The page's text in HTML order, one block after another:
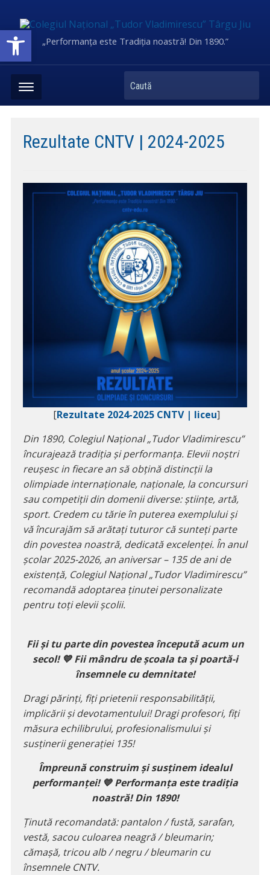
Deschide bara de unelte„Performanța este Tradiția noastră! Din 1890.”
Caută
Rezultate CNTV | 2024-2025
[Rezultate 2024-2025 CNTV | liceu]
Din 1890, Colegiul Național „Tudor Vladimirescu”
încurajează tradiția și performanța. Elevii noștri
reușesc in fiecare an să obțină distincții la
olimpiade internaționale, naționale, la concursuri
sau competiții din domenii diverse: științe, artă,
sport. Credem cu tărie în puterea exemplului și
vă încurajăm să arătați tuturor că sunteți parte
din povestea noastră, dedicată excelenței. În anul
școlar 2025-2026, an aniversar – 135 de ani de
existență, Colegiul Național „Tudor Vladimirescu”
recomandă adoptarea ținutei personalizate
pentru toți elevii școlii.
Fii și tu parte din povestea începută acum un
secol! 💙 Fii mândru de școala ta și poartă-i
însemnele cu demnitate!
Dragi părinți, fiți prietenii responsabilității,
implicării și devotamentului! Dragi profesori, fiți
măsura echilibrului, profesionalismului și
susținerii generației 135!
Împreună construim și susținem idealul
performanței! 💙 Performanța este tradiția
noastră! Din 1890!
Ținută recomandată: pantalon / fustă, sarafan,
vestă, sacou culoarea neagră / bleumarin;
cămașă, tricou alb / negru / bleumarin cu
însemnele CNTV.